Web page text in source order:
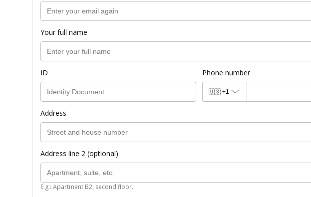
Your full name
ID Phone number
🇺🇸 +1
Address
Address line 2 (optional)
E.g.: Apartment B2, second floor.